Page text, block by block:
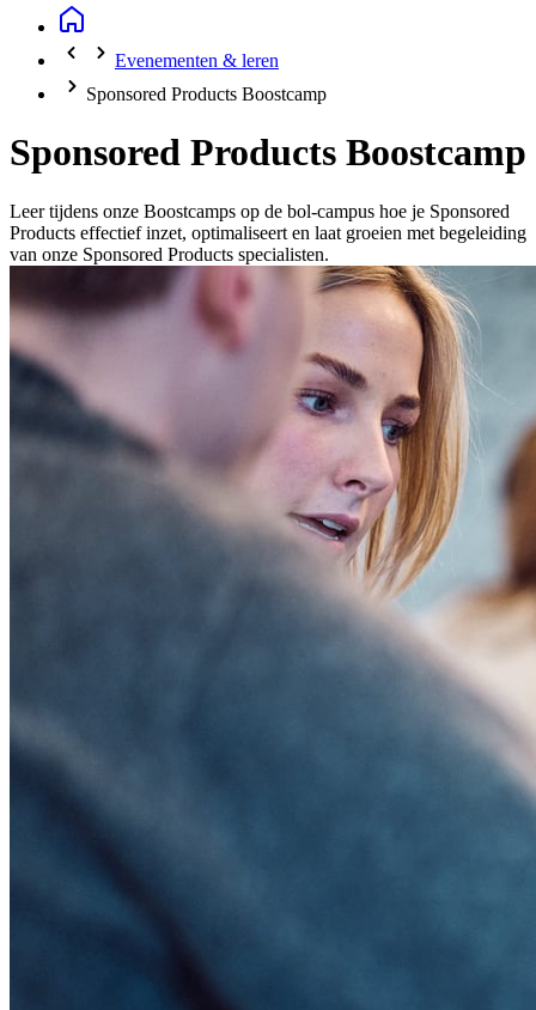
Evenementen & leren
Sponsored Products Boostcamp
Sponsored Products Boostcamp
Leer tijdens onze Boostcamps op de bol-campus hoe je Sponsored
Products effectief inzet, optimaliseert en laat groeien met begeleiding
van onze Sponsored Products specialisten.